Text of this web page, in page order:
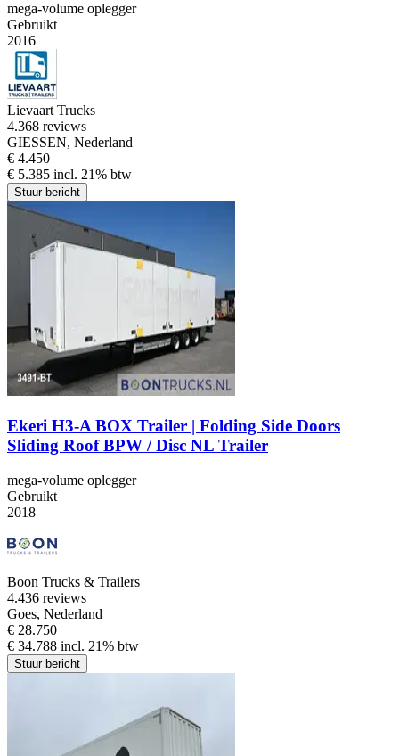
mega-volume oplegger
Gebruikt
2016
Lievaart Trucks
4.368 reviews
GIESSEN, Nederland
€ 4.450
€ 5.385 incl. 21% btw
Stuur bericht
Ekeri H3-A BOX Trailer | Folding Side Doors
Sliding Roof BPW / Disc NL Trailer
mega-volume oplegger
Gebruikt
2018
Boon Trucks & Trailers
4.436 reviews
Goes, Nederland
€ 28.750
€ 34.788 incl. 21% btw
Stuur bericht